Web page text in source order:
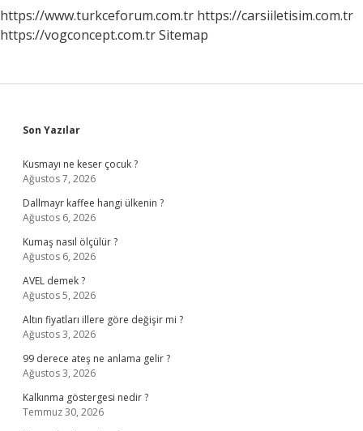
https://www.turkceforum.com.tr https://carsiiletisim.com.tr
https://vogconcept.com.trSitemap
Sidebar
Son Yazılar
Kusmayı ne keser çocuk ?
Ağustos 7, 2026
Dallmayr kaffee hangi ülkenin ?
Ağustos 6, 2026
Kumaş nasıl ölçülür ?
Ağustos 6, 2026
AVEL demek ?
Ağustos 5, 2026
Altın fiyatları illere göre değişir mi ?
Ağustos 3, 2026
99 derece ateş ne anlama gelir ?
Ağustos 3, 2026
Kalkınma göstergesi nedir ?
Temmuz 30, 2026